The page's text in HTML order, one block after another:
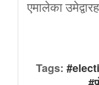
एमालेका
Tags: